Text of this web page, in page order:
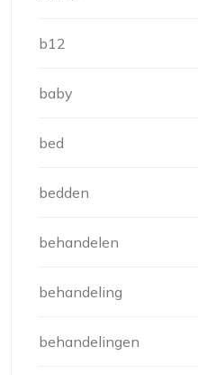
b12
baby
bed
bedden
behandelen
behandeling
behandelingen